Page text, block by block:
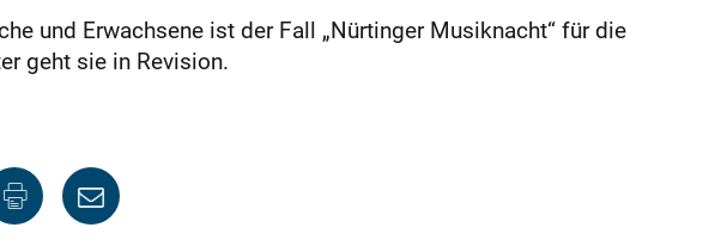
und Erwachsene ist der Fall „Nürtinger Musiknacht“ für die
geht sie in Revision.